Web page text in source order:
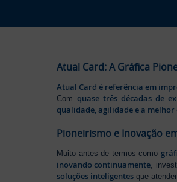
Atual Card: A Gráfica
Atual Card é referência em
Comquase três décadas de
qualidade, agilidade e a melhor
Pioneirismo e Inovação
Muito antes de termos como
inovando continuamente ,
soluções inteligentes que